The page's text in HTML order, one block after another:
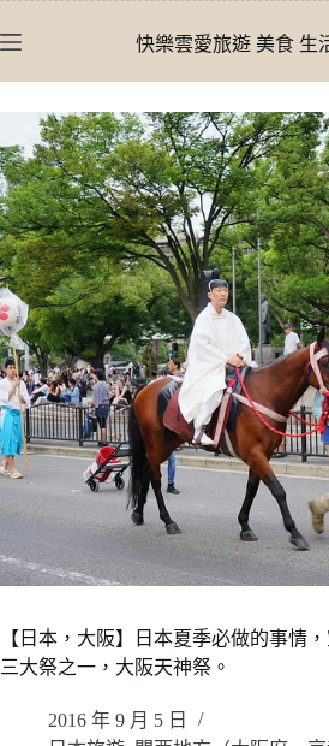
至
容
快樂雲愛旅遊 美食 生
【日本，大阪】日本夏季必做的事情
三大祭之一，大阪天神祭。
2016 年 9 月 5 日